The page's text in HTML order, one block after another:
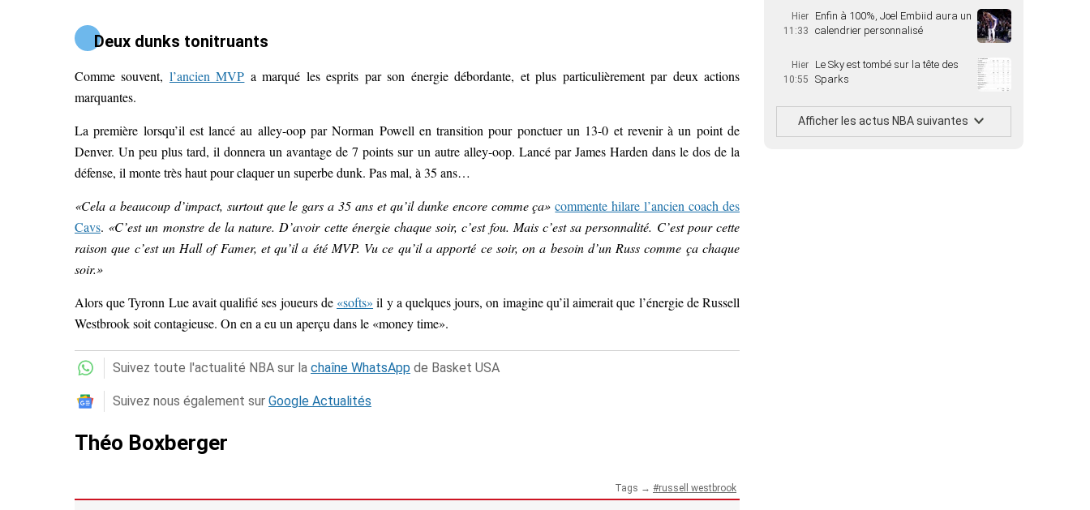
Deux dunks tonitruants
Comme souvent, l’ancien MVP a marqué les esprits par son énergie débordante, et plus particulièrement par deux actions
marquantes.
La première lorsqu’il est lancé au alley-oop par Norman Powell en transition pour ponctuer un 13-0 et revenir à un point de
Denver. Un peu plus tard, il donnera un avantage de 7 points sur un autre alley-oop. Lancé par James Harden dans le dos de la
défense, il monte très haut pour claquer un superbe dunk. Pas mal, à 35 ans…
«Cela a beaucoup d’impact, surtout que le gars a 35 ans et qu’il dunke encore comme ça» commente hilare l’ancien coach des
Cavs. «C’est un monstre de la nature. D’avoir cette énergie chaque soir, c’est fou. Mais c’est sa personnalité. C’est pour cette
raison que c’est un Hall of Famer, et qu’il a été MVP. Vu ce qu’il a apporté ce soir, on a besoin d’un Russ comme ça chaque
soir.»
Alors que Tyronn Lue avait qualifié ses joueurs de «softs» il y a quelques jours, on imagine qu’il aimerait que l’énergie de Russell
Westbrook soit contagieuse. On en a eu un aperçu dans le «money time».
Suivez toute l'actualité NBA sur la chaîne WhatsApp de Basket USA
Suivez nous également sur Google Actualités
Théo Boxberger
Tags → russell westbrook
Hier
11:33
Enfin à 100%, Joel Embiid aura un
calendrier personnalisé
Hier
10:55
Le Sky est tombé sur la tête des
Sparks
Afficher les actus NBA suivantes